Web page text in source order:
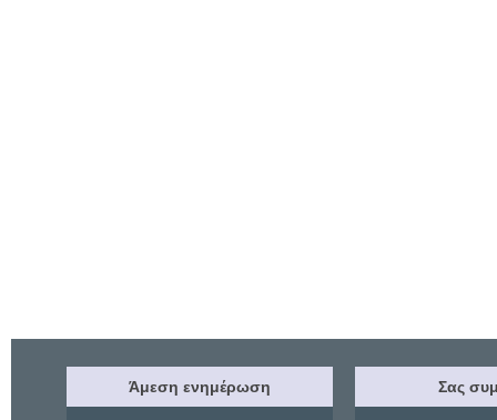
Άμεση ενημέρωση Σας